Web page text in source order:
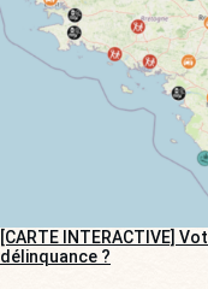
[CARTE INTERACTIVE]
délinquance ?